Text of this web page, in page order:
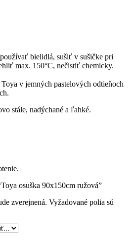
bielidlá, sušiť v sušičke pri
max. 150°C, nečistiť chemicky.
v jemných pastelových odtieňoch
stále, nadýchané a ľahké.
osuška 90x150cm ružová”
zverejnená. Vyžadované polia sú